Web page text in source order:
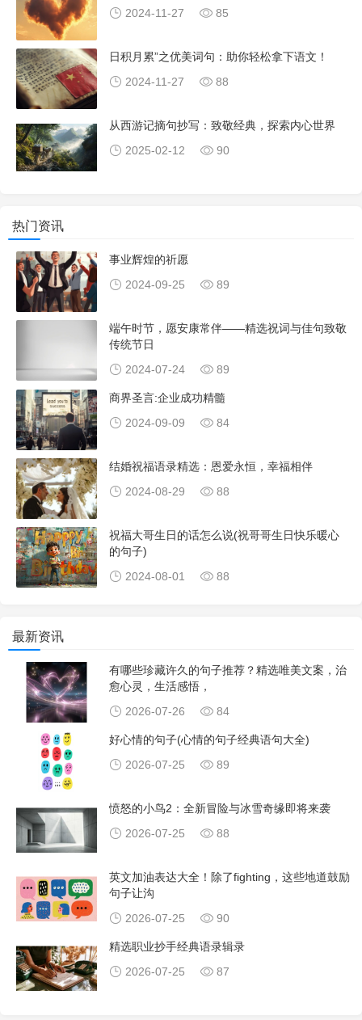
2024-11-27
85
日积月累”之优美词句：助你轻松拿下语文！
2024-11-27
88
从西游记摘句抄写：致敬经典，探索内心世界
2025-02-12
90
热门资讯
事业辉煌的祈愿
2024-09-25
89
端午时节，愿安康常伴——精选祝词与佳句致敬
传统节日
2024-07-24
89
商界圣言:企业成功精髓
2024-09-09
84
结婚祝福语录精选：恩爱永恒，幸福相伴
2024-08-29
88
祝福大哥生日的话怎么说(祝哥哥生日快乐暖心
的句子)
2024-08-01
88
最新资讯
有哪些珍藏许久的句子推荐？精选唯美文案，治
愈心灵，生活感悟，
2026-07-26
84
好心情的句子(心情的句子经典语句大全)
2026-07-25
89
愤怒的小鸟2：全新冒险与冰雪奇缘即将来袭
2026-07-25
88
英文加油表达大全！除了fighting，这些地道鼓励
句子让沟
2026-07-25
90
精选职业抄手经典语录辑录
2026-07-25
87